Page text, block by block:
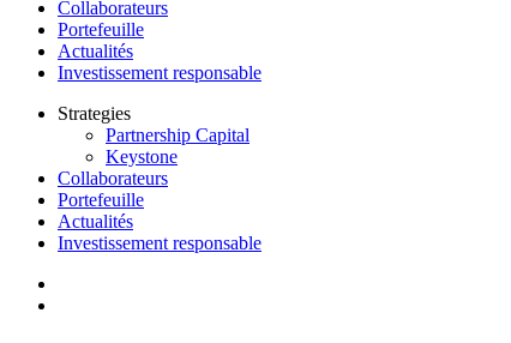
Collaborateurs
Portefeuille
Actualités
Investissement responsable
Strategies
Partnership Capital
Keystone
Collaborateurs
Portefeuille
Actualités
Investissement responsable